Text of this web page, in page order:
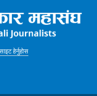
हेर्नुहोस